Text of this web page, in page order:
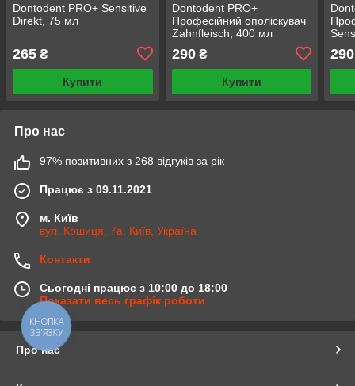
Dontodent PRO+ Sensitive
Direkt, 75 мл
265 ₴
Купити
Dontodent PRO+
Професійний ополіскувач
Zahnfleisch, 400 мл
290₴
Купити
290
Про нас
97% позитивних з 268 відгуків за рік
Працює з 09.11.2021
м. Київ
вул. Кошиця, 7а, Київ, Україна
Контакти
Сьогодні працює з 10:00 до 18:00
Показати весь графік роботи
Про нас
КНОПКА
ЗВ'ЯЗКУ